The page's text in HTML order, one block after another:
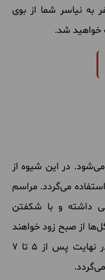
به نیاسر شما از بوی
شد.
در این شیوه از
می‌گردد. مراسم
داشته و با شکفتن
از صبح زود خواهند
بود. این مراسم بسیار جالب است و در نهایت پس از 5 تا 7